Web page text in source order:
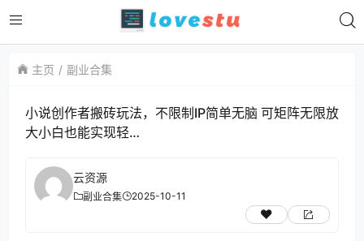
主页 副业合集
小说创作者搬砖玩法，不限制IP简单无脑 可矩阵无限放
大小白也能实现轻…
云资源
副业合集 2025-10-11